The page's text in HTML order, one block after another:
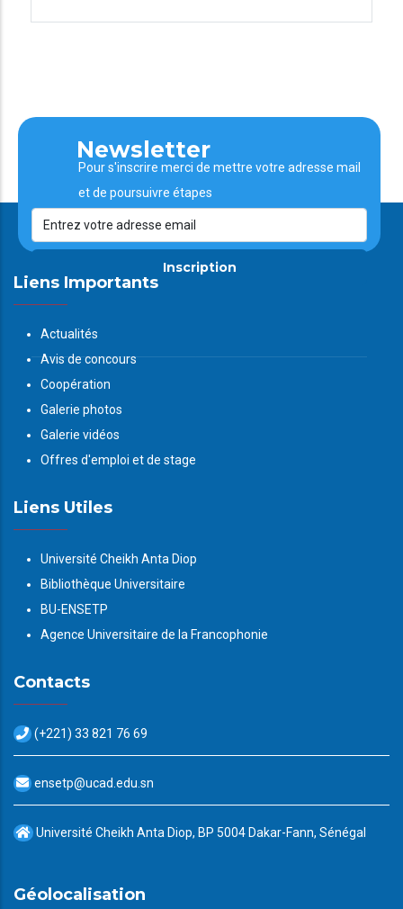
Newsletter
Pour s'inscrire merci de mettre votre adresse mail
et de poursuivre étapes
Inscription
Liens Importants
Actualités
Avis de concours
Coopération
Galerie photos
Galerie vidéos
Offres d'emploi et de stage
Liens Utiles
Université Cheikh Anta Diop
Bibliothèque Universitaire
BU-ENSETP
Agence Universitaire de la Francophonie
Contacts
(+221) 33 821 76 69
ensetp@ucad.edu.sn
Université Cheikh Anta Diop, BP 5004 Dakar-Fann, Sénégal
Géolocalisation